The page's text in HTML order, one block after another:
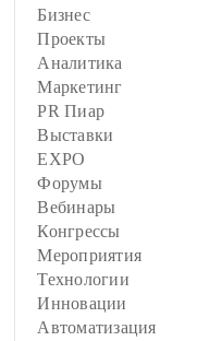
Бизнес
Проекты
Аналитика
Маркетинг
PR Пиар
Выставки
EXPO
Форумы
Вебинары
Конгрессы
Мероприятия
Технологии
Инновации
Автоматизация